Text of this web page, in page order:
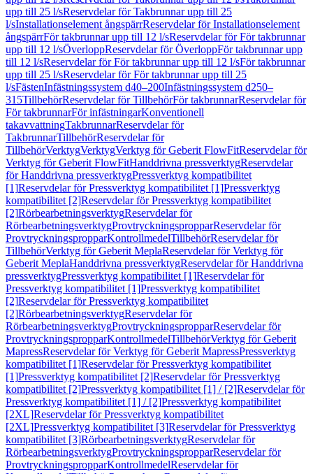
upp till 25 l/sReservdelar för Takbrunnar upp till 25
l/sInstallationselement ångspärrReservdelar för Installationselement
ångspärrFör takbrunnar upp till 12 l/sReservdelar för För takbrunnar
upp till 12 l/sÖverloppReservdelar för ÖverloppFör takbrunnar upp
till 12 l/sReservdelar för För takbrunnar upp till 12 l/sFör takbrunnar
upp till 25 l/sReservdelar för För takbrunnar upp till 25
l/sFästenInfästningssystem d40–200Infästningssystem d250–
315TillbehörReservdelar för TillbehörFör takbrunnarReservdelar för
För takbrunnarFör infästningarKonventionell
takavvattningTakbrunnarReservdelar för
TakbrunnarTillbehörReservdelar för
TillbehörVerktygVerktygVerktyg för Geberit FlowFitReservdelar för
Verktyg för Geberit FlowFitHanddrivna pressverktygReservdelar
för Handdrivna pressverktygPressverktyg kompatibilitet
[1]Reservdelar för Pressverktyg kompatibilitet [1]Pressverktyg
kompatibilitet [2]Reservdelar för Pressverktyg kompatibilitet
[2]RörbearbetningsverktygReservdelar för
RörbearbetningsverktygProvtryckningspropparReservdelar för
ProvtryckningspropparKontrollmedelTillbehörReservdelar för
TillbehörVerktyg för Geberit MeplaReservdelar för Verktyg för
Geberit MeplaHanddrivna pressverktygReservdelar för Handdrivna
pressverktygPressverktyg kompatibilitet [1]Reservdelar för
Pressverktyg kompatibilitet [1]Pressverktyg kompatibilitet
[2]Reservdelar för Pressverktyg kompatibilitet
[2]RörbearbetningsverktygReservdelar för
RörbearbetningsverktygProvtryckningspropparReservdelar för
ProvtryckningspropparKontrollmedelTillbehörVerktyg för Geberit
MapressReservdelar för Verktyg för Geberit MapressPressverktyg
kompatibilitet [1]Reservdelar för Pressverktyg kompatibilitet
[1]Pressverktyg kompatibilitet [2]Reservdelar för Pressverktyg
kompatibilitet [2]Pressverktyg kompatibilitet [1] / [2]Reservdelar för
Pressverktyg kompatibilitet [1] / [2]Pressverktyg kompatibilitet
[2XL]Reservdelar för Pressverktyg kompatibilitet
[2XL]Pressverktyg kompatibilitet [3]Reservdelar för Pressverktyg
kompatibilitet [3]RörbearbetningsverktygReservdelar för
RörbearbetningsverktygProvtryckningspropparReservdelar för
ProvtryckningspropparKontrollmedelReservdelar för